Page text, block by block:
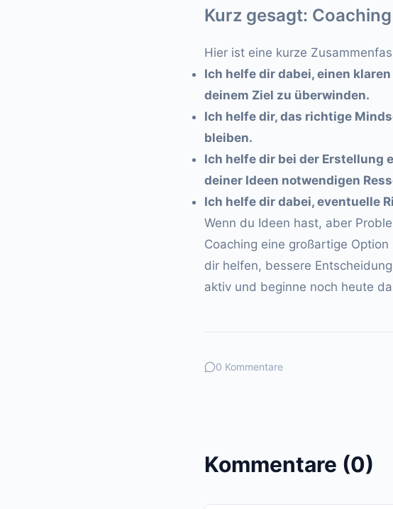
Kurz gesagt:
Hier ist eine kurze
Ich helfe dir dabei, einen
deinem Ziel zu überwinden.
Ich helfe dir, das richtige
bleiben.
Ich helfe dir bei der Erstellung
deiner Ideen notwendigen
Ich helfe dir dabei, eventuelle
Wenn du Ideen hast, aber
Coaching eine großartige
dir helfen, bessere
aktiv und beginne noch heute
0 Kommentare
Kommentare (0)